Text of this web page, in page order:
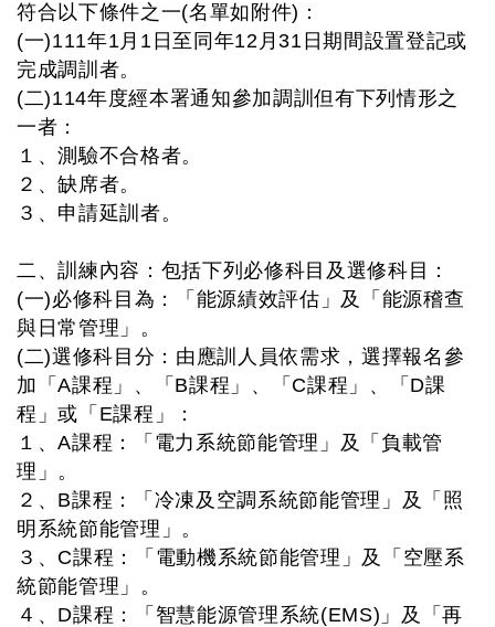
符合以下條件之一(名單如附件)：
(一)111年1月1日至同年12月31日期間設置登記或
完成調訓者。
(二)114年度經本署通知參加調訓但有下列情形之
一者：
１、測驗不合格者。
２、缺席者。
３、申請延訓者。
二、訓練內容：包括下列必修科目及選修科目：
(一)必修科目為：「能源績效評估」及「能源稽查
與日常管理」。
(二)選修科目分：由應訓人員依需求，選擇報名參
加「A課程」、「B課程」、「C課程」、「D課
程」或「E課程」：
１、A課程：「電力系統節能管理」及「負載管
理」。
２、B課程：「冷凍及空調系統節能管理」及「照
明系統節能管理」。
３、C課程：「電動機系統節能管理」及「空壓系
統節能管理」。
４、D課程：「智慧能源管理系統(EMS)」及「再